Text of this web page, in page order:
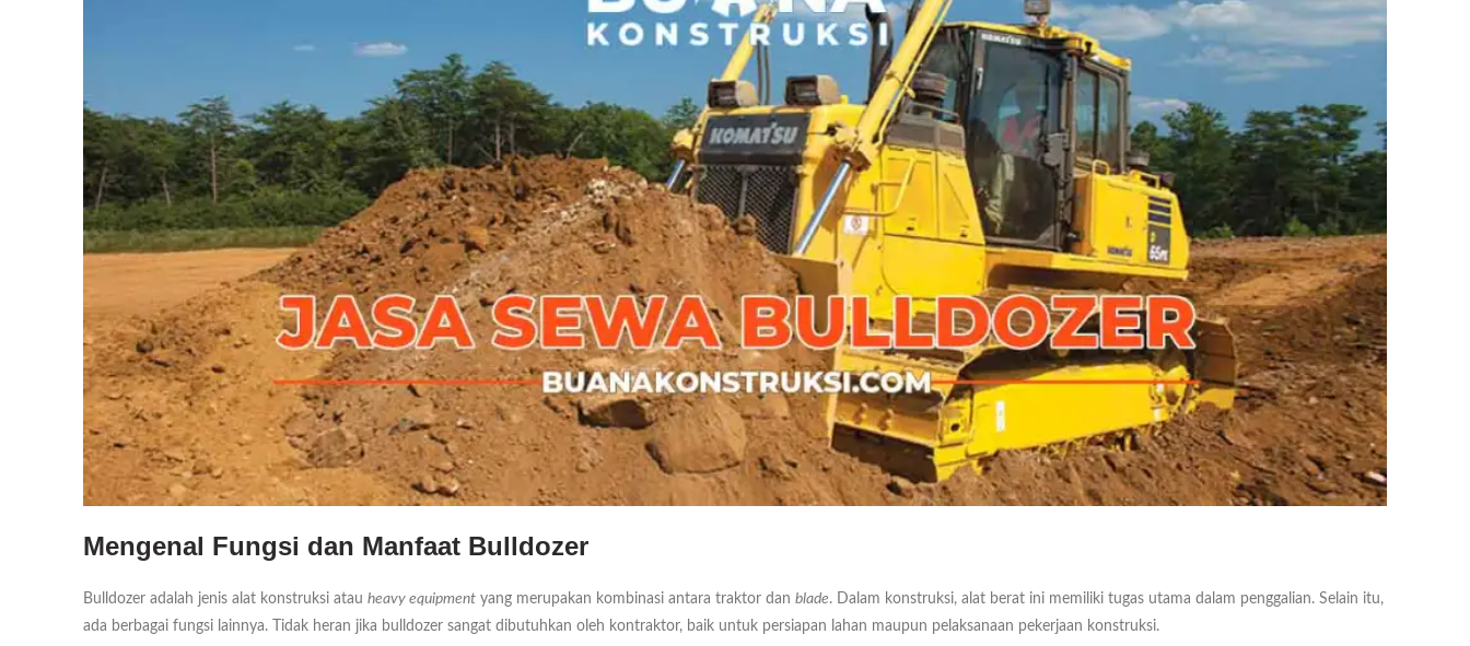
Mengenal Fungsi dan Manfaat Bulldozer
Bulldozer adalah jenis alat konstruksi atau heavy equipment yang merupakan kombinasi antara traktor dan blade. Dalam konstruksi, alat berat ini memiliki tugas utama dalam penggalian. Selain itu,
ada berbagai fungsi lainnya. Tidak heran jika bulldozer sangat dibutuhkan oleh kontraktor, baik untuk persiapan lahan maupun pelaksanaan pekerjaan konstruksi.